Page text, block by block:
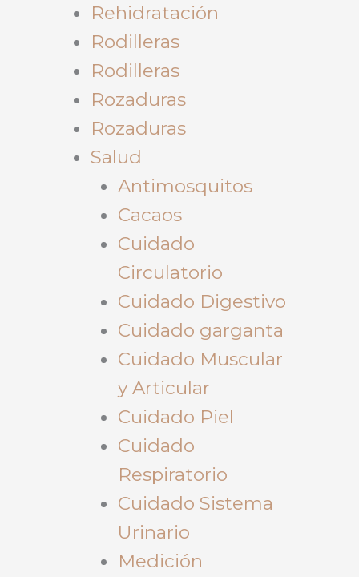
Rehidratación
Rodilleras
Rodilleras
Rozaduras
Rozaduras
Salud
Antimosquitos
Cacaos
Cuidado
Circulatorio
Cuidado Digestivo
Cuidado garganta
Cuidado Muscular
y Articular
Cuidado Piel
Cuidado
Respiratorio
Cuidado Sistema
Urinario
Medición